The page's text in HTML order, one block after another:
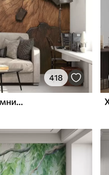
418
дерево, текстура, тріщини, темний, кора, поверхня